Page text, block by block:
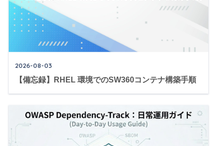
2026-08-03
【備忘録】RHEL 環境でのSW360コンテナ構築手順